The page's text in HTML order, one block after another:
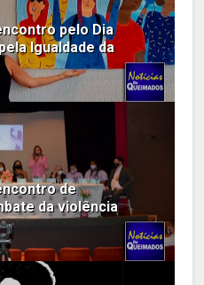
pelo Dia
Igualdade da
de
da violência